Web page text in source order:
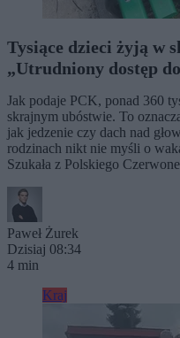
Tysiące dzieci żyją w
„Utrudniony dostęp
Jak podaje PCK, ponad 360
skrajnym ubóstwie. To
jak jedzenie czy dach nad
rodzinach nikt nie myśli o
Szukała z Polskiego
Paweł Żurek
Dzisiaj 08:34
4 min
Kraj